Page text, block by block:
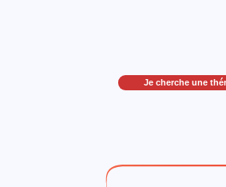
Je cherche une